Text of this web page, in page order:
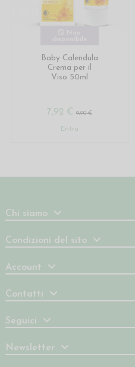
Baby Calendula
Crema per il
Viso 50ml
7,92 € 9,90 €
Entra
Chi siamo
Condizioni del sito
Account
Contatti
Seguici
Newsletter